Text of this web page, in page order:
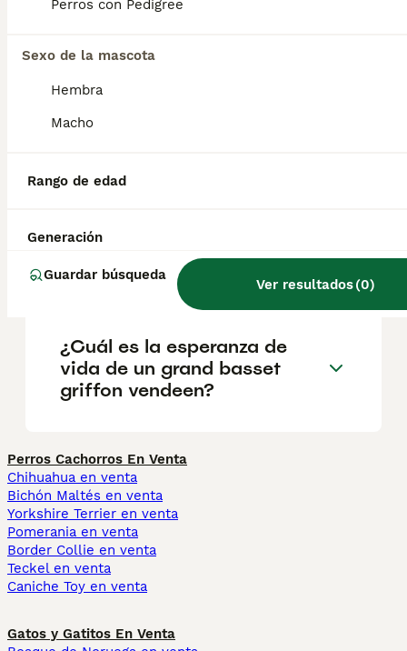
Perros con Pedigree
Sexo de la mascota
Hembra
Macho
Rango de edad
Generación
Guardar búsqueda
Ver resultados(0)
disfruta de la compañía y se lleva bien con
¿Cuáles son los problemas
de salud propios de la raza
Grand Griffon Vendéen?
¿Cuál es la esperanza de
vida de un grand basset
griffon vendeen?
Perros Cachorros En Venta
Chihuahua en venta
Bichón Maltés en venta
Yorkshire Terrier en venta
Pomerania en venta
Border Collie en venta
Teckel en venta
Caniche Toy en venta
Gatos y Gatitos En Venta